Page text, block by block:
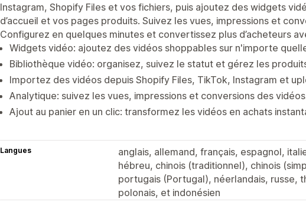
Instagram, Shopify Files et vos fichiers, puis ajoutez des widgets
d’accueil et vos pages produits. Suivez les vues, impressions et
Configurez en quelques minutes et convertissez plus d’acheteurs
Widgets vidéo: ajoutez des vidéos shoppables sur n'importe
Bibliothèque vidéo: organisez, suivez le statut et gérez les
Importez des vidéos depuis Shopify Files, TikTok, Instagram et
Analytique: suivez les vues, impressions et conversions des
Ajout au panier en un clic: transformez les vidéos en achats
Langues
anglais, allemand, français, espagnol,
hébreu, chinois (traditionnel), chinois
portugais (Portugal), néerlandais, russe,
polonais, et indonésien